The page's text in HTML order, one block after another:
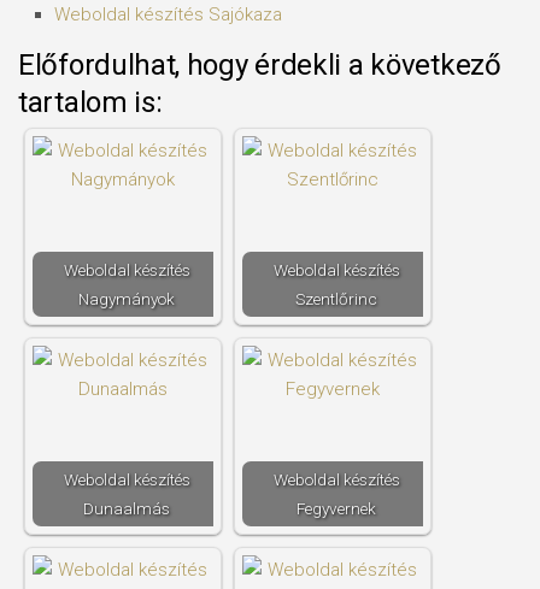
Weboldal készítés​ Sajókaza
Előfordulhat, hogy érdekli a következő
tartalom is:
Weboldal készítés​
Nagymányok
Weboldal készítés​
Szentlőrinc
Weboldal készítés​
Dunaalmás
Weboldal készítés​
Fegyvernek